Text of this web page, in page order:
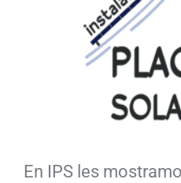
En IPS les